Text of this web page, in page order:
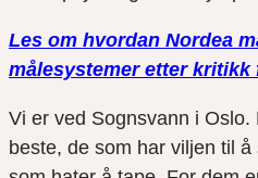
Les om hvordan Nordea
målesystemer etter
Vi er ved Sognsvann i
beste, de som har viljen til